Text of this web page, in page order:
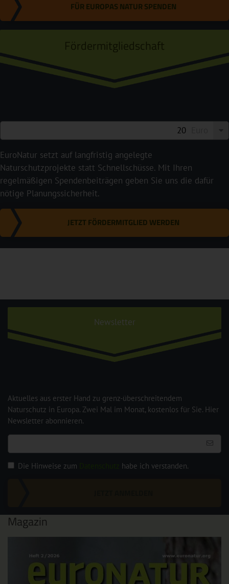
FÜR EUROPAS NATUR SPENDEN
Fördermitgliedschaft
EuroNatur setzt auf langfristig angelegte
Naturschutzprojekte statt Schnellschüsse. Mit Ihren
regelmäßigen Spendenbeiträgen geben Sie uns die dafür
nötige Planungssicherheit.
JETZT FÖRDERMITGLIED WERDEN
Newsletter
Aktuelles aus erster Hand zu grenz-überschreitendem
Naturschutz in Europa. Zwei Mal im Monat, kostenlos für Sie. Hier
Newsletter abonnieren.
Die Hinweise zum habe ich verstanden.
Magazin